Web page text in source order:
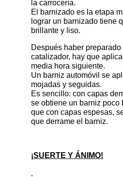
la carrocería.
El barnizado es la etapa
lograr un barnizado tiene
brillante y liso.
Después haber
catalizador, hay que
media hora siguiente.
Un barniz automóvil se
mojadas y seguidas.
Es sencillo: con capas
se obtiene un barniz poco
que con capas espesas,
que derrame el barniz.
¡SUERTE Y ÁNIMO!